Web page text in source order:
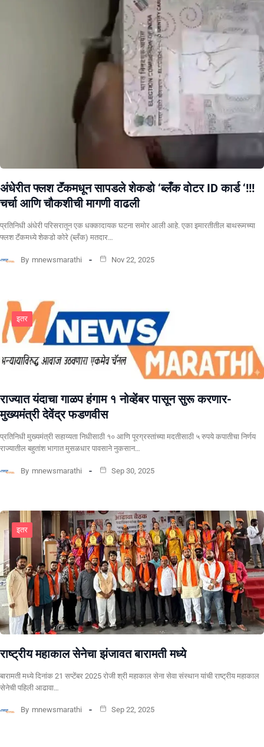
अंधेरीत फ्लश टॅंकमधून सापडले शेकडो ‘ब्लँक वोटर ID कार्ड ‘!!!
चर्चा आणि चौकशीची मागणी वाढली
प्रतिनिधी अंधेरी परिसरातून एक धक्कादायक घटना समोर आली आहे. एका इमारतीतील बाथरूमच्या
फ्लश टॅंकमध्ये शेकडो कोरे (ब्लँक) मतदार…
By mnewsmarathi Nov 22, 2025
इतर
राज्यात यंदाचा गाळप हंगाम १ नोव्हेंबर पासून सुरू करणार-
मुख्यमंत्री देवेंद्र फडणवीस
प्रतिनिधी मुख्यमंत्री सहाय्यता निधीसाठी १० आणि पूरग्रस्तांच्या मदतीसाठी ५ रुपये कपातीचा निर्णय
राज्यातील बहुतांश भागात मुसळधार पावसाने नुकसान…
By mnewsmarathi Sep 30, 2025
इतर
राष्ट्रीय महाकाल सेनेचा झंजावत बारामती मध्ये
बारामती मध्ये दिनांक 21 सप्टेंबर 2025 रोजी श्री महाकाल सेना सेवा संस्थान यांची राष्ट्रीय महाकाल
सेनेची पहिली आढावा…
By mnewsmarathi Sep 22, 2025